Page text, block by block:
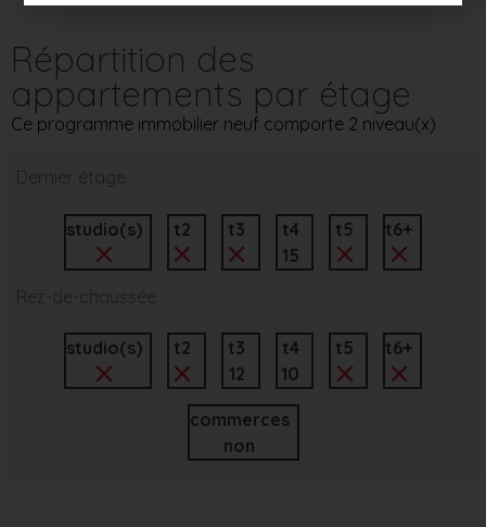
Répartition des
appartements par étage
Ce programme immobilier neuf comporte 2 niveau(x)
Dernier étage
studio(s) t2 t3
t4
15
t5 t6+
Rez-de-chaussée
studio(s) t2
t3
12
t4
10
t5 t6+
commerces
non